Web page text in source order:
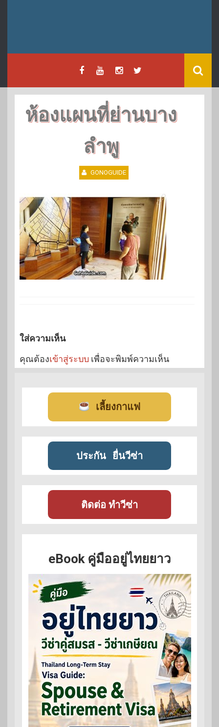
ห้องแผนที่ย่านบาง
ลำพู
GONOGUIDE
ใส่ความเห็น
คุณต้องเข้าสู่ระบบ เพื่อจะพิมพ์ความเห็น
เลี้ยงกาแฟ
ประกัน ยื่นวีซ่า
ติดต่อ ทำวีซ่า
eBook คู่มืออยู่ไทยยาว